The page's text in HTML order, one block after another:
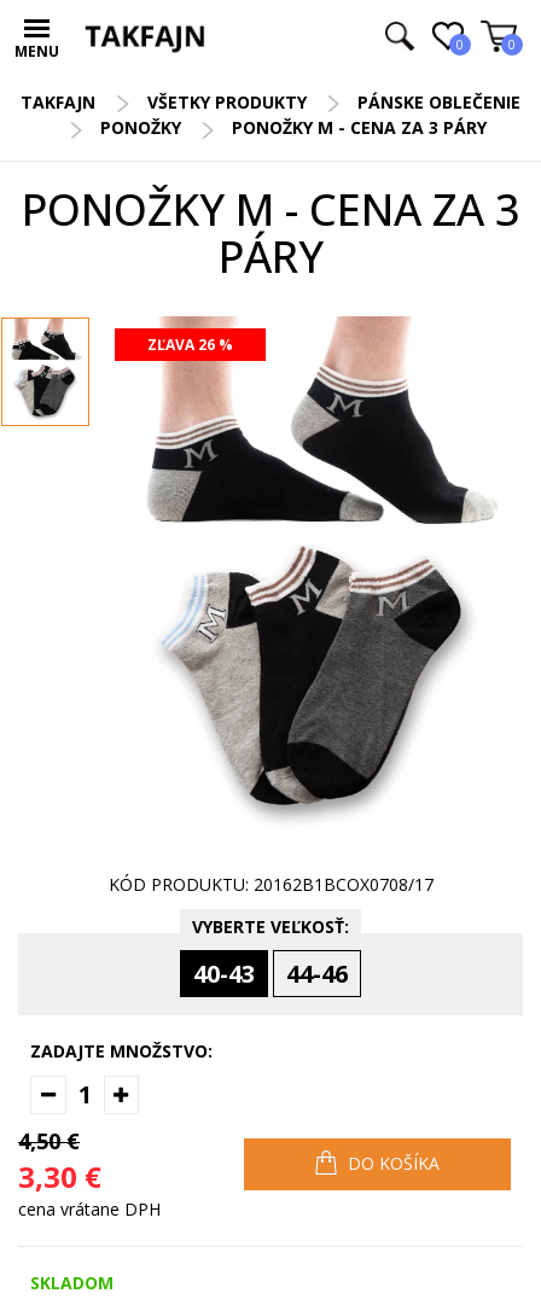
MENU 0 0
TAKFAJN VŠETKY PRODUKTY
PÁNSKE OBLEČENIE
PONOŽKY
PONOŽKY M - CENA ZA 3 PÁRY
PONOŽKY M - CENA ZA 3
PÁRY
ZĽAVA 26 %
KÓD PRODUKTU: 20162B1BCOX0708/17
VYBERTE VEĽKOSŤ:
40-43 44-46
ZADAJTE MNOŽSTVO:
1
4,50 €
3,30 €
cena vrátane DPH
DO KOŠÍKA
SKLADOM